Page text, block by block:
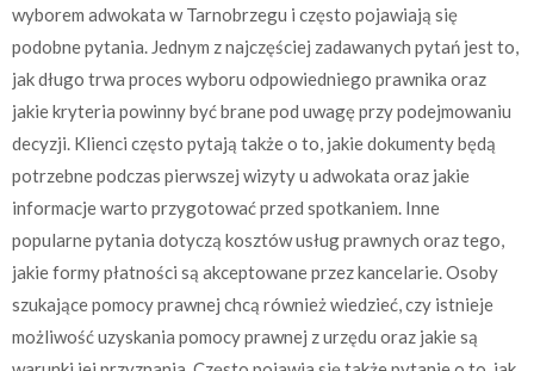
wyborem adwokata w Tarnobrzegu i często pojawiają się
podobne pytania. Jednym z najczęściej zadawanych pytań jest to,
jak długo trwa proces wyboru odpowiedniego prawnika oraz
jakie kryteria powinny być brane pod uwagę przy podejmowaniu
decyzji. Klienci często pytają także o to, jakie dokumenty będą
potrzebne podczas pierwszej wizyty u adwokata oraz jakie
informacje warto przygotować przed spotkaniem. Inne
popularne pytania dotyczą kosztów usług prawnych oraz tego,
jakie formy płatności są akceptowane przez kancelarie. Osoby
szukające pomocy prawnej chcą również wiedzieć, czy istnieje
możliwość uzyskania pomocy prawnej z urzędu oraz jakie są